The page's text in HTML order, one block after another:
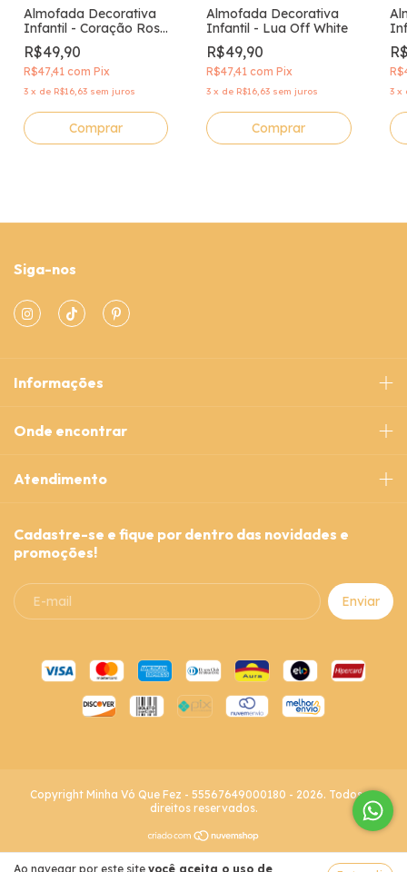
Ao navegar por este site você aceita o uso de
Almofada Decorativa
Infantil - Coração Rosa
Chiclete
R$49,90
R$47,41 com Pix
3 x de R$16,63 sem juros
Almofada Decorativa
Infantil - Lua Off White
R$49,90
R$47,41com Pix
3 x de R$16,63 sem juros 3 x
Siga-nos
Informações
Onde encontrar
Atendimento
Cadastre-se e fique por dentro das novidades e
promoções!
Copyright Minha Vó Que Fez - 55567649000180 - 2026. Todos os
direitos reservados.